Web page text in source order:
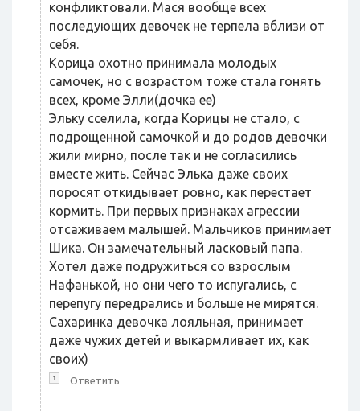
конфликтовали. Мася вообще всех
последующих девочек не терпела вблизи от
себя.
Корица охотно принимала молодых
самочек, но с возрастом тоже стала гонять
всех, кроме Элли(дочка ее)
Эльку сселила, когда Корицы не стало, с
подрощенной самочкой и до родов девочки
жили мирно, после так и не согласились
вместе жить. Сейчас Элька даже своих
поросят откидывает ровно, как перестает
кормить. При первых признаках агрессии
отсаживаем малышей. Мальчиков принимает
Шика. Он замечательный ласковый папа.
Хотел даже подружиться со взрослым
Нафанькой, но они чего то испугались, с
перепугу передрались и больше не мирятся.
Сахаринка девочка лояльная, принимает
даже чужих детей и выкармливает их, как
своих)
↑ Ответить